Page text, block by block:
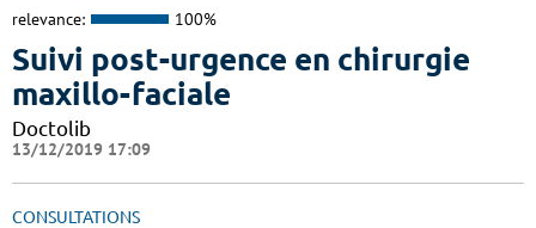
relevance: 100%
Suivi post-urgence en chirurgie
maxillo-faciale
Doctolib
13/12/2019 17:09
CONSULTATIONS